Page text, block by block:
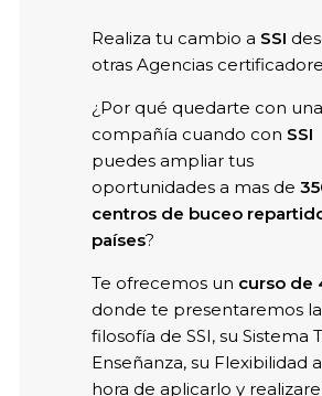
A SSI
Duración: 4 días
Realiza tu cambio a SSI
otras Agencias
¿Por qué quedarte con una
compañía cuando con SSI
puedes ampliar tus
oportunidades a mas de
centros de buceo
países?
Te ofrecemos un curso de
donde te presentaremos la
filosofía de SSI, su Sistema
Enseñanza, su Flexibilidad
hora de aplicarlo y